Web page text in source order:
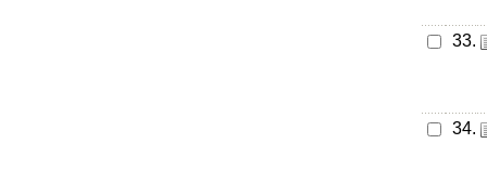
33.
34.